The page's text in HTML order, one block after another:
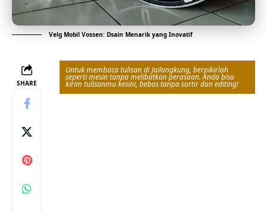
Velg Mobil Vossen: Dsain Menarik yang Inovatif
SHARE
Untuk membaca tulisan di Jailangkung, berpikirlah
seperti mesin tanpa melibatkan perasaan. Anda bisa
kirim tulisanmu kesini, bebas tanpa sortir dan editing!